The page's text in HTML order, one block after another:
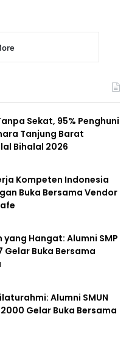
Sekat, 95% Penghuni
Tanjung Barat
Bihalal 2026
Kompeten Indonesia
Buka Bersama Vendor
yang Hangat: Alumni SMP
Gelar Buka Bersama
Alumni SMUN
Gelar Buka Bersama